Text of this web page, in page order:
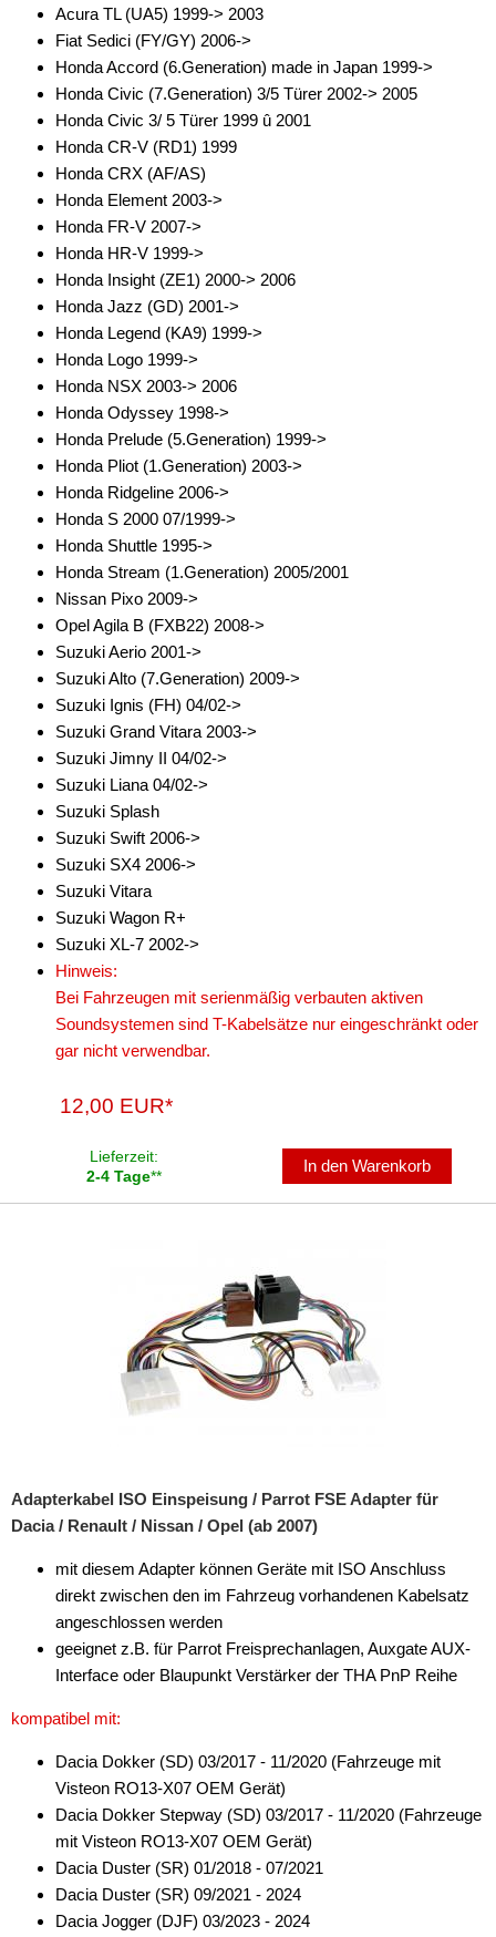
Multimediainterface
Parkscheiben
Radioadapter
Radioeinbausets
Radiorahmen
Stromversorgung
Subwoofer-Zubehör
Verstärker-Zubehör
Vorverstärkeradapter
Werkstatt
Acura TL (UA5) 1999-> 2003
Fiat Sedici (FY/GY) 2006->
Honda Accord (6.Generation) made in Japan 1999->
Honda Civic (7.Generation) 3/5 Türer 2002-> 2005
Honda Civic 3/ 5 Türer 1999 û 2001
Honda CR-V (RD1) 1999
Honda CRX (AF/AS)
Honda Element 2003->
Honda FR-V 2007->
Honda HR-V 1999->
Honda Insight (ZE1) 2000-> 2006
Honda Jazz (GD) 2001->
Honda Legend (KA9) 1999->
Honda Logo 1999->
Honda NSX 2003-> 2006
Honda Odyssey 1998->
Honda Prelude (5.Generation) 1999->
Honda Pliot (1.Generation) 2003->
Honda Ridgeline 2006->
Honda S 2000 07/1999->
Honda Shuttle 1995->
Honda Stream (1.Generation) 2005/2001
Nissan Pixo 2009->
Opel Agila B (FXB22) 2008->
Suzuki Aerio 2001->
Suzuki Alto (7.Generation) 2009->
Suzuki Ignis (FH) 04/02->
Suzuki Grand Vitara 2003->
Suzuki Jimny II 04/02->
Suzuki Liana 04/02->
Suzuki Splash
Suzuki Swift 2006->
Suzuki SX4 2006->
Suzuki Vitara
Suzuki Wagon R+
Suzuki XL-7 2002->
Hinweis:
Bei Fahrzeugen mit serienmäßig verbauten aktiven
Soundsystemen sind T-Kabelsätze nur eingeschränkt oder
gar nicht verwendbar.
12,00 EUR*
Lieferzeit:
2-4 Tage**
In den Warenkorb
Adapterkabel ISO Einspeisung / Parrot FSE Adapter für
Dacia / Renault / Nissan / Opel (ab 2007)
mit diesem Adapter können Geräte mit ISO Anschluss
direkt zwischen den im Fahrzeug vorhandenen Kabelsatz
angeschlossen werden
geeignet z.B. für Parrot Freisprechanlagen, Auxgate AUX-
Interface oder Blaupunkt Verstärker der THA PnP Reihe
kompatibel mit:
Dacia Dokker (SD) 03/2017 - 11/2020 (Fahrzeuge mit
Visteon RO13-X07 OEM Gerät)
Dacia Dokker Stepway (SD) 03/2017 - 11/2020 (Fahrzeuge
mit Visteon RO13-X07 OEM Gerät)
Dacia Duster (SR) 01/2018 - 07/2021
Dacia Duster (SR) 09/2021 - 2024
Dacia Jogger (DJF) 03/2023 - 2024